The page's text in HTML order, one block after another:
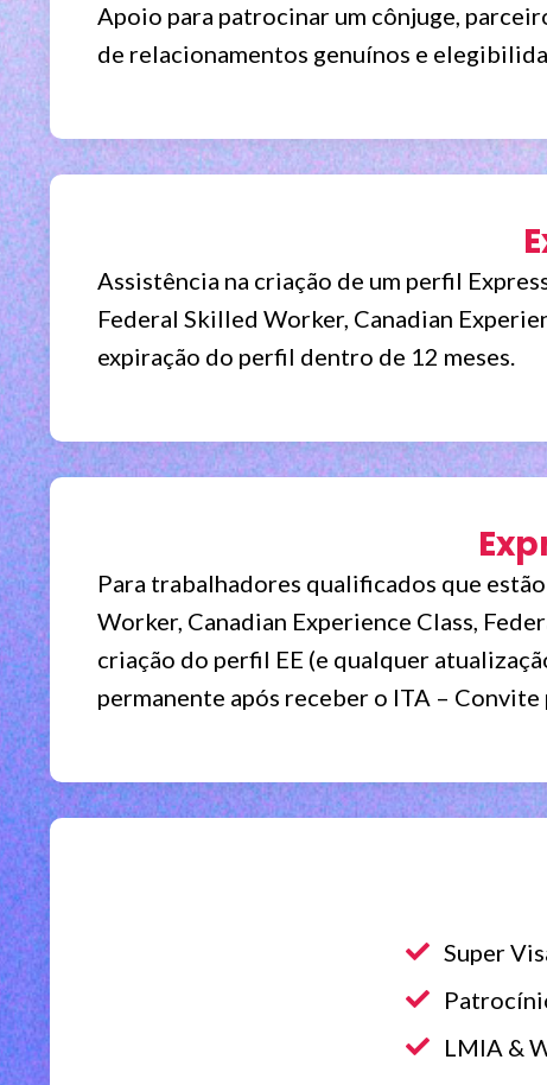
Apoio para patrocinar um cônjuge,
de relacionamentos genuínos e
Assistência na criação de um perfil
Federal Skilled Worker, Canadian
expiração do perfil dentro de 12 meses.
Para trabalhadores qualificados que
Worker, Canadian Experience Class,
criação do perfil EE (e qualquer
permanente após receber o ITA –
Super
LMIA &